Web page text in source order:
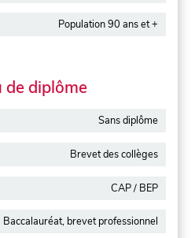
Population 90 ans et +
de diplôme
Sans diplôme
Brevet des collèges
CAP / BEP
Baccalauréat, brevet professionnel